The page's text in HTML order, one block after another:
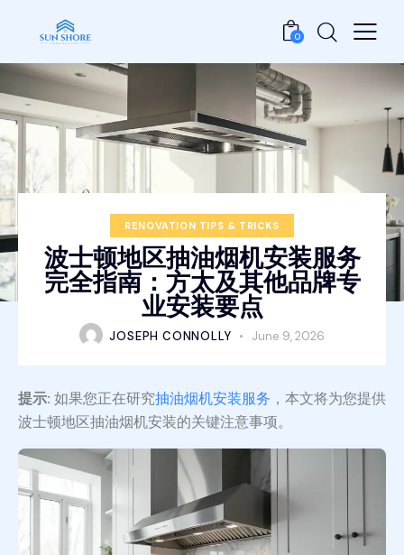
0
RENOVATION TIPS & TRICKS
波士顿地区抽油烟机安装服务
完全指南：方太及其他品牌专
业安装要点
JOSEPH CONNOLLY June 9, 2026
提示: 如果您正在研究抽油烟机安装服务 ，本文将为您提供
波士顿地区抽油烟机安装的关键注意事项。